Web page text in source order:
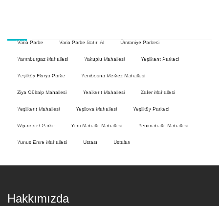
Vario Parke Vario Parke Satın Al Ümraniye Parkeci
Yarımburgaz Mahallesi Yakuplu Mahallesi Yeşilkent Parkeci
Yeşilköy Florya Parke Yenibosna Merkez Mahallesi
Ziya Gökalp Mahallesi Yenikent Mahallesi Zafer Mahallesi
Yeşilkent Mahallesi Yeşilova Mahallesi Yeşilköy Parkeci
Wiparquet Parke Yeni Mahalle Mahallesi Yenimahalle Mahallesi
Yunus Emre Mahallesi Ustası Ustaları
Hakkımızda